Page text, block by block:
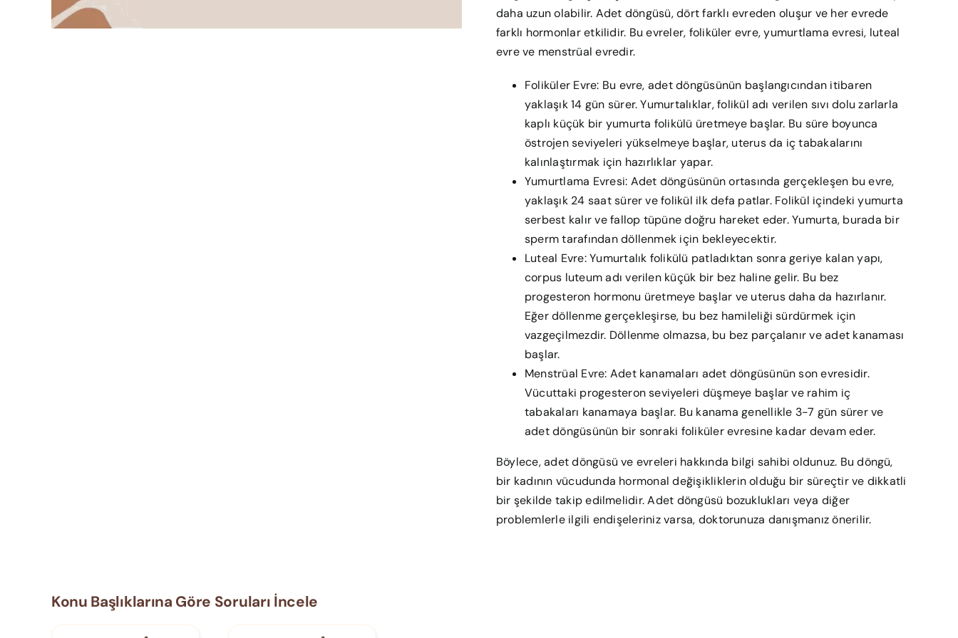
daha uzun olabilir. Adet döngüsü, dört farklı evreden oluşur ve her evrede
farklı hormonlar etkilidir. Bu evreler, foliküler evre, yumurtlama evresi, luteal
evre ve menstrüal evredir.
Foliküler Evre: Bu evre, adet döngüsünün başlangıcından itibaren
yaklaşık 14 gün sürer. Yumurtalıklar, folikül adı verilen sıvı dolu zarlarla
kaplı küçük bir yumurta folikülü üretmeye başlar. Bu süre boyunca
östrojen seviyeleri yükselmeye başlar, uterus da iç tabakalarını
kalınlaştırmak için hazırlıklar yapar.
Yumurtlama Evresi: Adet döngüsünün ortasında gerçekleşen bu evre,
yaklaşık 24 saat sürer ve folikül ilk defa patlar. Folikül içindeki yumurta
serbest kalır ve fallop tüpüne doğru hareket eder. Yumurta, burada bir
sperm tarafından döllenmek için bekleyecektir.
Luteal Evre: Yumurtalık folikülü patladıktan sonra geriye kalan yapı,
corpus luteum adı verilen küçük bir bez haline gelir. Bu bez
progesteron hormonu üretmeye başlar ve uterus daha da hazırlanır.
Eğer döllenme gerçekleşirse, bu bez hamileliği sürdürmek için
vazgeçilmezdir. Döllenme olmazsa, bu bez parçalanır ve adet kanaması
başlar.
Menstrüal Evre: Adet kanamaları adet döngüsünün son evresidir.
Vücuttaki progesteron seviyeleri düşmeye başlar ve rahim iç
tabakaları kanamaya başlar. Bu kanama genellikle 3-7 gün sürer ve
adet döngüsünün bir sonraki foliküler evresine kadar devam eder.
Böylece, adet döngüsü ve evreleri hakkında bilgi sahibi oldunuz. Bu döngü,
bir kadının vücudunda hormonal değişikliklerin olduğu bir süreçtir ve dikkatli
bir şekilde takip edilmelidir. Adet döngüsü bozuklukları veya diğer
problemlerle ilgili endişeleriniz varsa, doktorunuza danışmanız önerilir.
Konu Başlıklarına Göre Soruları İncele